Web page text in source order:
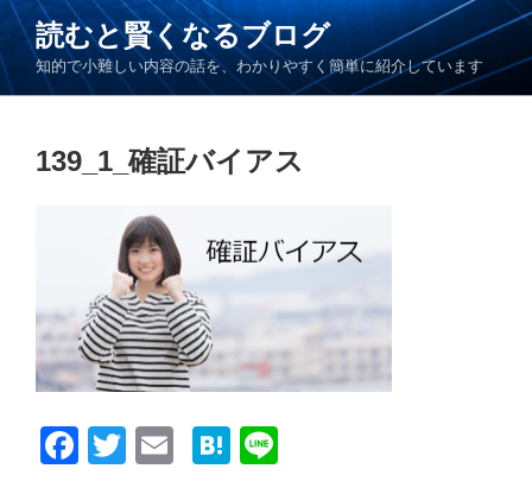
コ
テ
ン
読むと賢くなるブログ
知的で小難しい内容の話を、わかりやすく簡単に紹介しています
139_1_確証バイアス
F
T
H